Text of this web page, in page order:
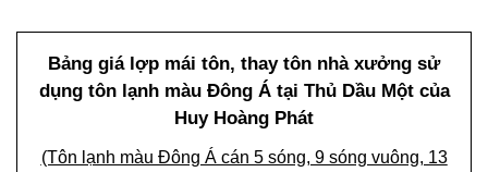
Bảng giá lợp mái tôn, thay tôn nhà xưởng sử
dụng tôn lạnh màu Đông Á tại Thủ Dầu Một của
Huy Hoàng Phát
(Tôn lạnh màu Đông Á cán 5 sóng, 9 sóng vuông, 13